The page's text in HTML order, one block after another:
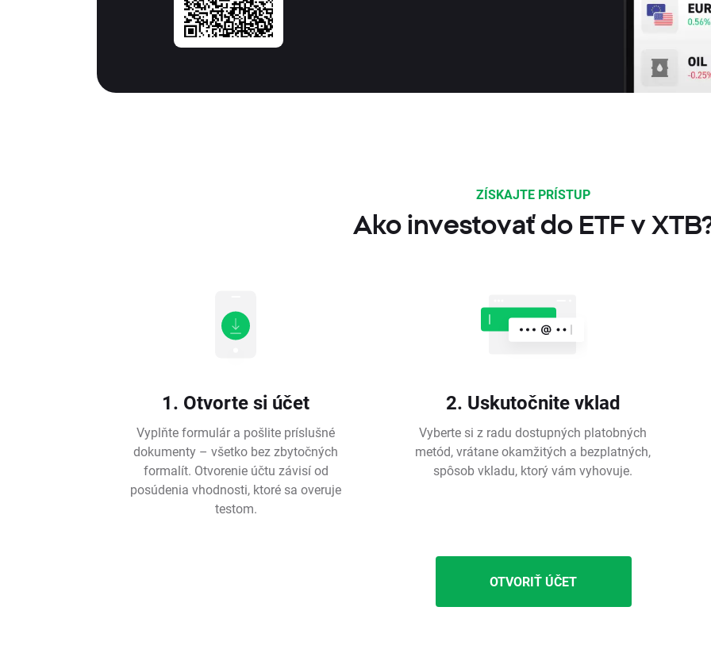
ZÍSKAJTE PRÍSTUP
Ako investovať do ETF v
1. Otvorte si účet
Vyplňte formulár a pošlite príslušné
dokumenty – všetko bez zbytočných
formalít. Otvorenie účtu závisí od
posúdenia vhodnosti, ktoré sa overuje
testom.
2. Uskutočnite vklad
Vyberte si z radu dostupných platobných
metód, vrátane okamžitých a bezplatných,
spôsob vkladu, ktorý vám vyhovuje.
OTVORIŤ ÚČET